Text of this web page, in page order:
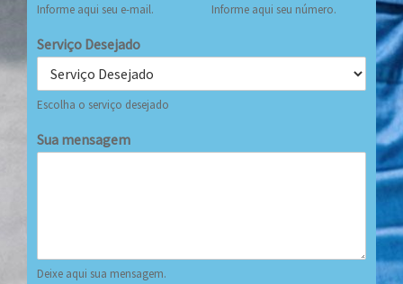
Informe aqui seu e-mail. Informe aqui seu número.
Serviço Desejado
Escolha o serviço desejado
Sua mensagem
Deixe aqui sua mensagem.